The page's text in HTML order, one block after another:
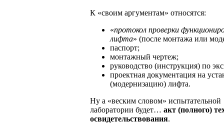
К «своим аргументам» относятся:
«протокол проверки
лифта» (после монтажа или
паспорт;
монтажный чертеж;
руководство (инструкция) по
проектная документация на
(модернизацию) лифта.
Ну а «веским словом» испытательной
лаборатории будет… акт (полного)
освидетельствования.